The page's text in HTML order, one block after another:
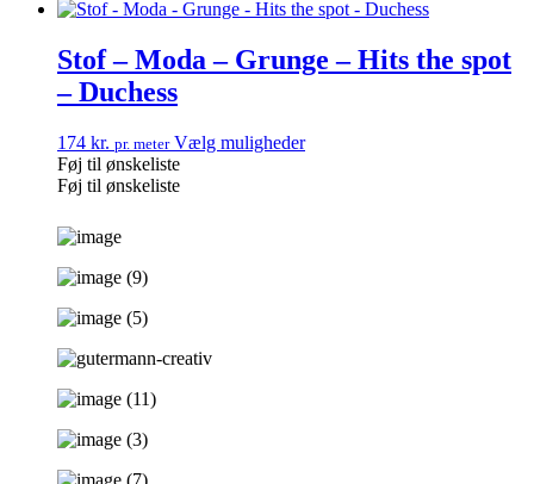
Stof – Moda – Grunge – Hits the spot
– Duchess
174 kr. pr. meter Vælg muligheder
Føj til ønskeliste
Føj til ønskeliste